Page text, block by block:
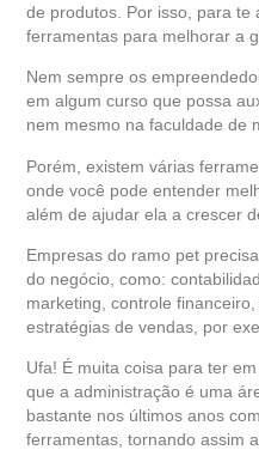
de produtos. Por isso, para te
ferramentas para melhorar a
Nem sempre os
em algum curso que possa
nem mesmo na faculdade de
Porém, existem várias
onde você pode entender
além de ajudar ela a crescer
Empresas do ramo pet
do negócio, como:
marketing, controle
estratégias de vendas, por
Ufa! É muita coisa para ter
que a administração é uma
bastante nos últimos anos
ferramentas, tornando assim